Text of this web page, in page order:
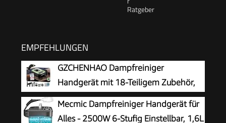
EMPFEHLUNGEN
GZCHENHAO Dampfreiniger
Handgerät mit 18-Teiligem Zubehör,
2500W & 9s Turbo-Dampf mit 5 BAR
Druck – 99,99% Reinigung & 100%
Mecmic Dampfreiniger Handgerät für
Alles - 2500W 6-Stufig Einstellbar, 1,6L